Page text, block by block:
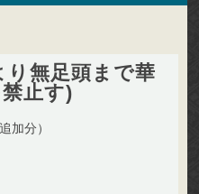
り無足頭まで華
止す)
加分）